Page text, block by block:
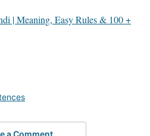
| Meaning, Easy Rules & 100 +